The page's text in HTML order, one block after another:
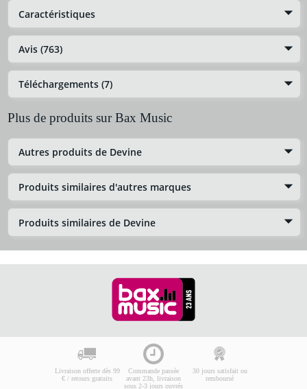
Caractéristiques
Avis (763)
Téléchargements (7)
Plus de produits sur Bax Music
Autres produits de Devine
Produits similaires d'autres marques
Produits similaires de Devine
Livraison offerte dès 99
€ / retours gratuits
Commande passée
avant 23h, livraison
sous 2-3 jours ouvrés
30 jours satisfait ou
remboursé